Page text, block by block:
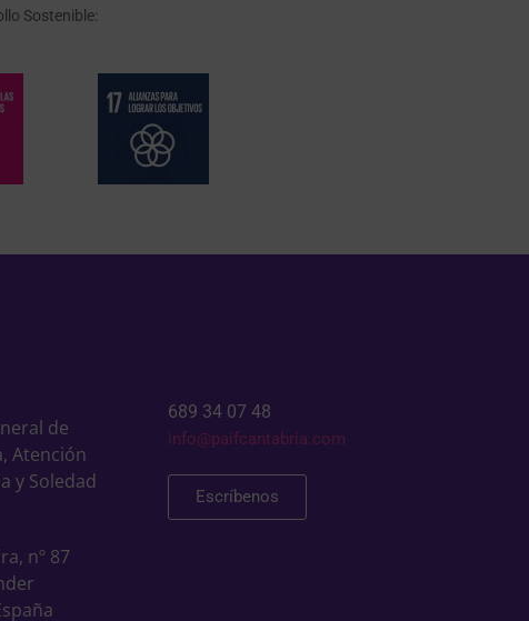
Sostenible:
de
Atención
y Soledad
nº 87
689 34 07 48
info@paifcantabria.com
Escríbenos